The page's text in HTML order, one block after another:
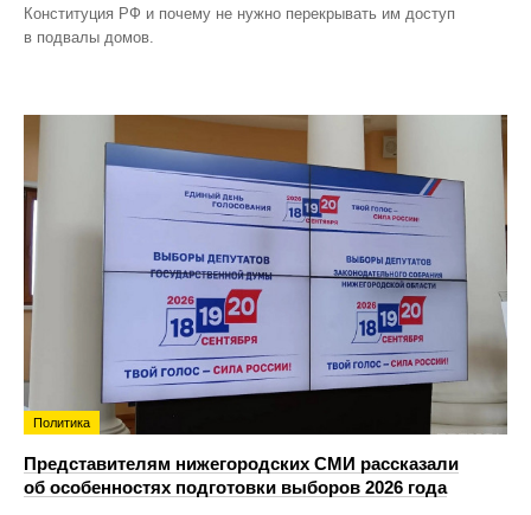
Конституция РФ и почему не нужно перекрывать им доступ
в подвалы домов.
Политика
Представителям нижегородских СМИ рассказали
об особенностях подготовки выборов 2026 года